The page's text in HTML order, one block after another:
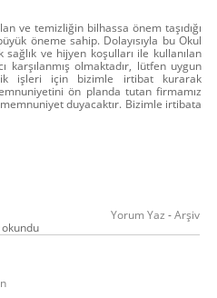
ve temizliğin bilhassa önem taşıdığı
öneme sahip. Dolayısıyla bu Okul
ve hijyen koşulları ile kullanılan
olmaktadır, lütfen uygun
işleri için bizimle irtibat kurarak
ön planda tutan firmamız
duyacaktır. Bizimle irtibata
Yorum Yaz -Arşiv
okundu